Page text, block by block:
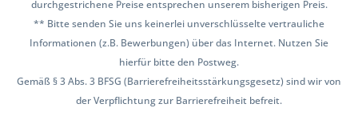
durchgestrichene Preise entsprechen unserem bisherigen Preis.
** Bitte senden Sie uns keinerlei unverschlüsselte vertrauliche
Informationen (z.B. Bewerbungen) über das Internet. Nutzen Sie
hierfür bitte den Postweg.
Gemäß § 3 Abs. 3 BFSG (Barrierefreiheitsstärkungsgesetz) sind wir von
der Verpflichtung zur Barrierefreiheit befreit.